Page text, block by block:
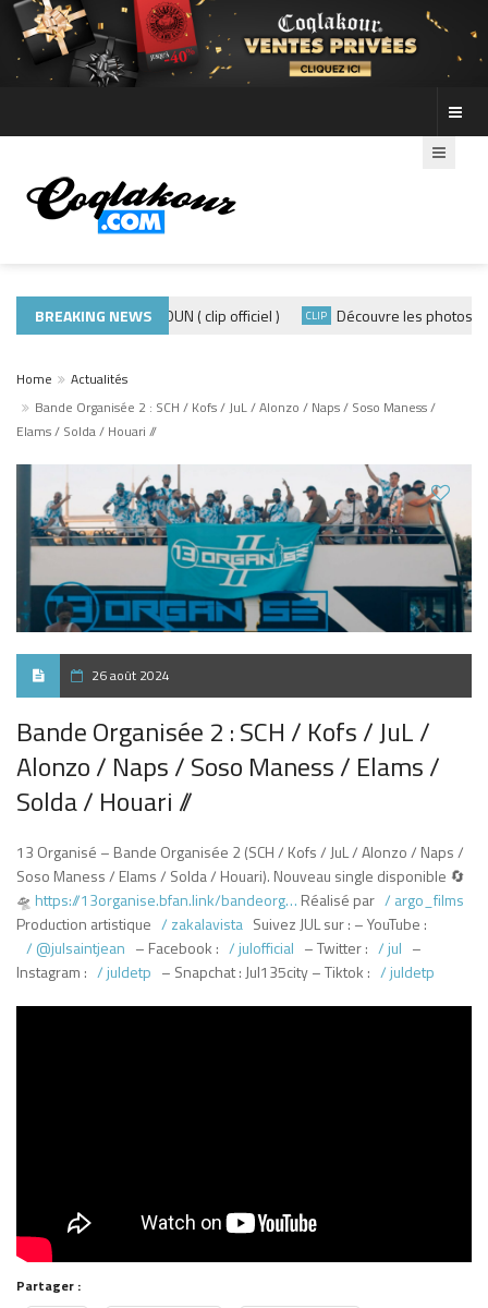
BREAKING NEWS
ADE440 – GRAMOUN ( clip officiel ) Découvre les photos de la
Home
Actualités
Bande Organisée 2 : SCH / Kofs / JuL / Alonzo / Naps / Soso Maness /
Elams / Solda / Houari //
26 août 2024
Bande Organisée 2 : SCH / Kofs / JuL /
Alonzo / Naps / Soso Maness / Elams /
Solda / Houari //
13 Organisé – Bande Organisée 2 (SCH / Kofs / JuL / Alonzo / Naps /
Soso Maness / Elams / Solda / Houari). Nouveau single disponible 🔄
🛸 https://13organise.bfan.link/bandeorg… Réalisé par / argo_films
Production artistique / zakalavista Suivez JUL sur : – YouTube :
/ @julsaintjean – Facebook : / julofficial – Twitter : / jul –
Instagram : / juldetp – Snapchat : Jul135city – Tiktok : / juldetp
Partager :